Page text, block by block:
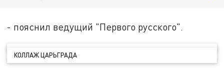
- пояснил ведущий "Первого русского".
КОЛЛАЖ ЦАРЬГРАДА